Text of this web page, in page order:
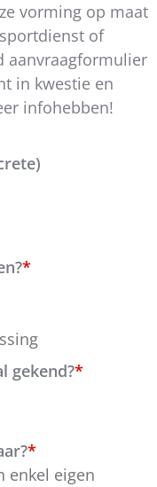
vorming op maat
of
aanvraagformulier
in kwestie en
infohebben!
*
gekend?*
*
enkel eigen